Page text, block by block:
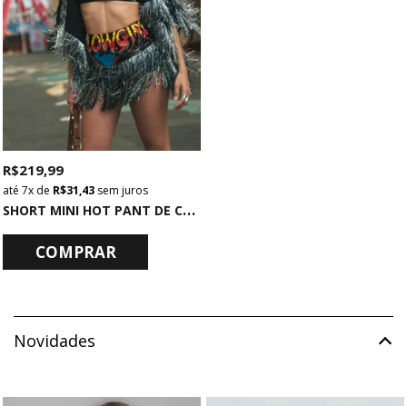
S
HORT MINI HOT PANT DE COTTON PRETO COM FRANJAS GLOWGIRL
R$ 219,99
7x de R$ 31,43 sem juros
COMPRAR
Novidades